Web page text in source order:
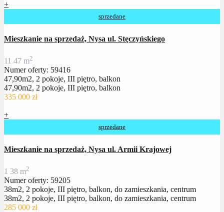
+
sprzedane
Mieszkanie na sprzedaż, Nysa ul. Stęczyńskiego
11 47 m2
Numer oferty: 59416
47,90m2, 2 pokoje, III piętro, balkon
47,90m2, 2 pokoje, III piętro, balkon
335 000 zł
+
sprzedane
Mieszkanie na sprzedaż, Nysa ul. Armii Krajowej
1 38 m2
Numer oferty: 59205
38m2, 2 pokoje, III piętro, balkon, do zamieszkania, centrum
38m2, 2 pokoje, III piętro, balkon, do zamieszkania, centrum
285 000 zł